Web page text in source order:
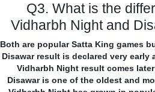
Q3. What is the
Vidharbh Night and
Both are popular Satta King games
Disawar result is declared very early
Vidharbh Night result comes later
Disawar is one of the oldest and